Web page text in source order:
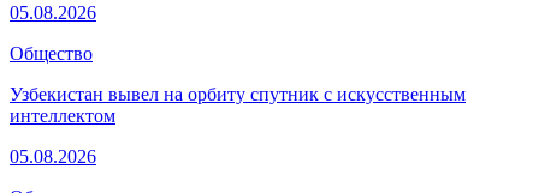
05.08.2026
Общество
Узбекистан вывел на орбиту спутник с искусственным
интеллектом
05.08.2026